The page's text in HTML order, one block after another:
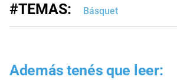
#TEMAS: Básquet
Además tenés que leer: